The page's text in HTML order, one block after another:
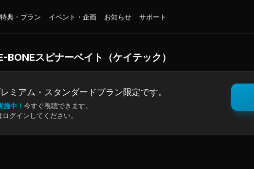
典・プラン イベント・企画 お知らせ サポート
スピナーベイト（ケイテック）
ミアム・ スタンダードプラン限定です。
中！ 今すぐ視聴できます。
グインしてください。